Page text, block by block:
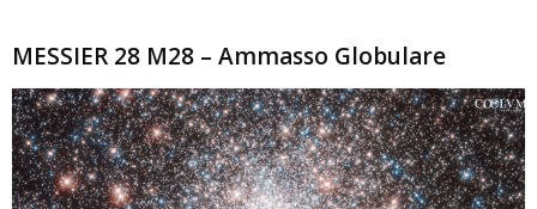
MESSIER 28 M28 – Ammasso Globulare